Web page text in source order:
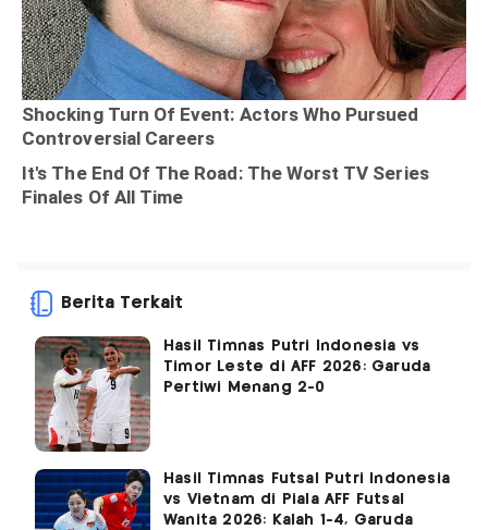
Berita Terkait
Hasil Timnas Putri Indonesia vs
Timor Leste di AFF 2026: Garuda
Pertiwi Menang 2-0
Hasil Timnas Futsal Putri Indonesia
vs Vietnam di Piala AFF Futsal
Wanita 2026: Kalah 1-4, Garuda